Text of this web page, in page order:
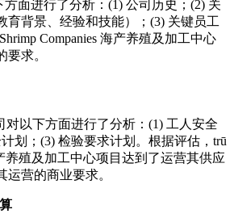
面进行了分析：(1) 公司历史；(2) 关
育背景、经验和技能）；(3) 关键员工
Companies 海产养殖及加工中心
求。
对以下方面进行了分析：(1) 工人安全
划；(3) 检验要求计划。根据评估，trū
养殖及加工中心项目达到了运营其供应
营的商业要求。